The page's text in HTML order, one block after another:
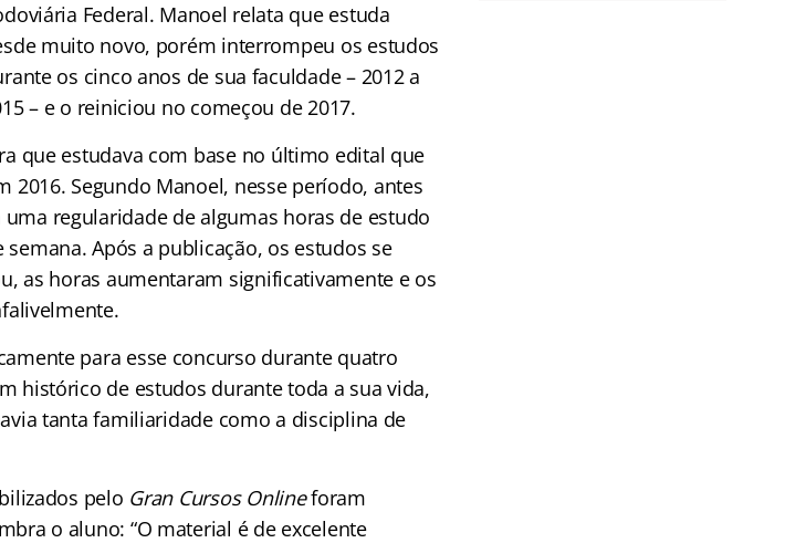
Federal. Manoel relata que estuda
muito novo, porém interrompeu os estudos
os cinco anos de sua faculdade – 2012 a
– e o reiniciou no começou de 2017.
que estudava com base no último edital que
Segundo Manoel, nesse período, antes
regularidade de algumas horas de estudo
Após a publicação, os estudos se
as horas aumentaram significativamente e os
para esse concurso durante quatro
histórico de estudos durante toda a sua vida,
tanta familiaridade como a disciplina de
pelo Gran Cursos Onlineforam
o aluno: “O material é de excelente